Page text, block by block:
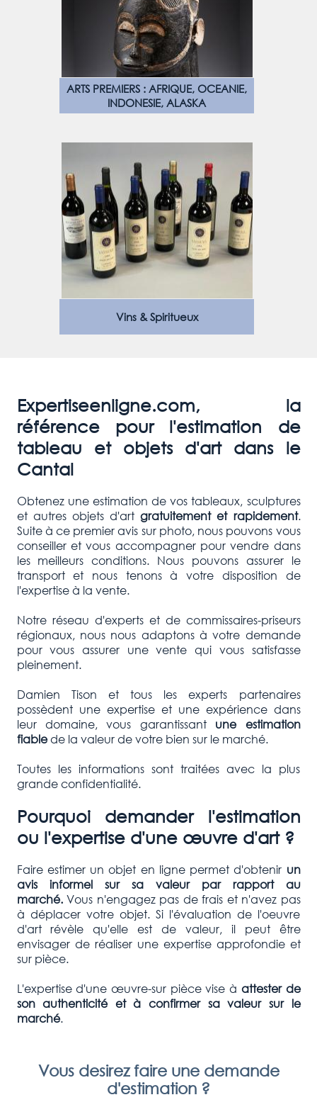
ARTS PREMIERS : AFRIQUE, OCEANIE,
INDONESIE, ALASKA
Vins & Spiritueux
Expertiseenligne.com, la
référence pour l'estimation de
tableau et objets d'art dans le
Cantal
Obtenez une estimation de vos tableaux, sculptures
et autres objets d'art gratuitement et rapidement.
Suite à ce premier avis sur photo, nous pouvons vous
conseiller et vous accompagner pour vendre dans
les meilleurs conditions. Nous pouvons assurer le
transport et nous tenons à votre disposition de
l'expertise à la vente.
Notre réseau d'experts et de commissaires-priseurs
régionaux, nous nous adaptons à votre demande
pour vous assurer une vente qui vous satisfasse
pleinement.
Damien Tison et tous les experts partenaires
possèdent une expertise et une expérience dans
leur domaine, vous garantissantune estimation
fiablede la valeur de votre bien sur le marché.
Toutes les informations sont traitées avec la plus
grande confidentialité.
Pourquoi demander l'estimation
ou l'expertise d'une œuvre d'art ?
Faire estimer un objet en ligne permet d'obtenir un
avis informel sur sa valeur par rapport au
marché. Vous n'engagez pas de frais et n'avez pas
à déplacer votre objet. Si l'évaluation de l'oeuvre
d'art révèle qu'elle est de valeur, il peut être
envisager de réaliser une expertise approfondie et
sur pièce.
L'expertise d'une œuvre-sur pièce vise à attester de
son authenticité et à confirmer sa valeur sur le
marché.
Vous desirez faire une demande
d'estimation ?